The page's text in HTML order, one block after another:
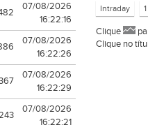
07/08/2026
16:22:16
07/08/2026
16:22:26
07/08/2026
16:22:29
07/08/2026
16:22:21
Clique
Clique no